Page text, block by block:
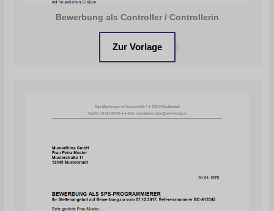
Bewerbung als Controller / Controllerin
Zur Vorlage